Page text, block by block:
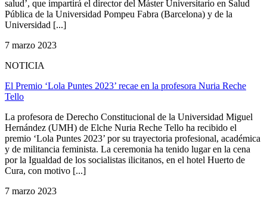
salud’, que impartirá el director del Máster Universitario en Salud
Pública de la Universidad Pompeu Fabra (Barcelona) y de la
Universidad [...]
7 marzo 2023
NOTICIA
El Premio ‘Lola Puntes 2023’ recae en la profesora Nuria Reche
Tello
La profesora de Derecho Constitucional de la Universidad Miguel
Hernández (UMH) de Elche Nuria Reche Tello ha recibido el
premio ‘Lola Puntes 2023’ por su trayectoria profesional, académica
y de militancia feminista. La ceremonia ha tenido lugar en la cena
por la Igualdad de los socialistas ilicitanos, en el hotel Huerto de
Cura, con motivo [...]
7 marzo 2023